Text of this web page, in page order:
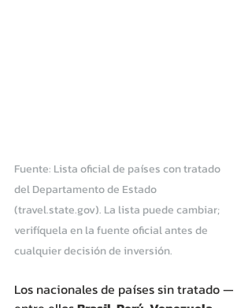
Fuente: Lista oficial de países con tratado
del Departamento de Estado
(travel.state.gov). La lista puede cambiar;
verifíquela en la fuente oficial antes de
cualquier decisión de inversión.
Los nacionales de países sin tratado —